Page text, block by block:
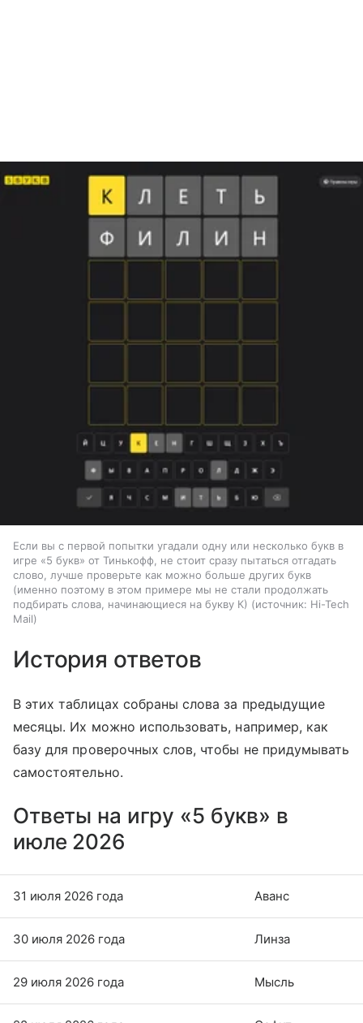
Если вы с первой попытки угадали одну или несколько букв в
игре «5 букв» от Тинькофф, не стоит сразу пытаться отгадать
слово, лучше проверьте как можно больше других букв
(именно поэтому в этом примере мы не стали продолжать
подбирать слова, начинающиеся на букву К)
источник: Hi-Tech
Mail
История ответов
В этих таблицах собраны слова за предыдущие
месяцы. Их можно использовать, например, как
базу для проверочных слов, чтобы не придумывать
самостоятельно.
Ответы на игру «5 букв» в
июле 2026
31 июля 2026 года Аванс
30 июля 2026 года Линза
29 июля 2026 года Мысль